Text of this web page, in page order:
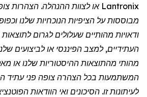
Lantronix או לצוות ההנהלה. הצהרות
מבוססות על הציפיות הנוכחיות שלנו
ודאויות מהותיים שעלולים לגרום
העתידיים, למצב הפיננסי או לביצועים
מהותי מהתוצאות ההיסטוריות שלנו או
המשתמעות בכל הצהרה צופה פני עתיד
לעיתונות זו. הסיכונים ואי הוודאות